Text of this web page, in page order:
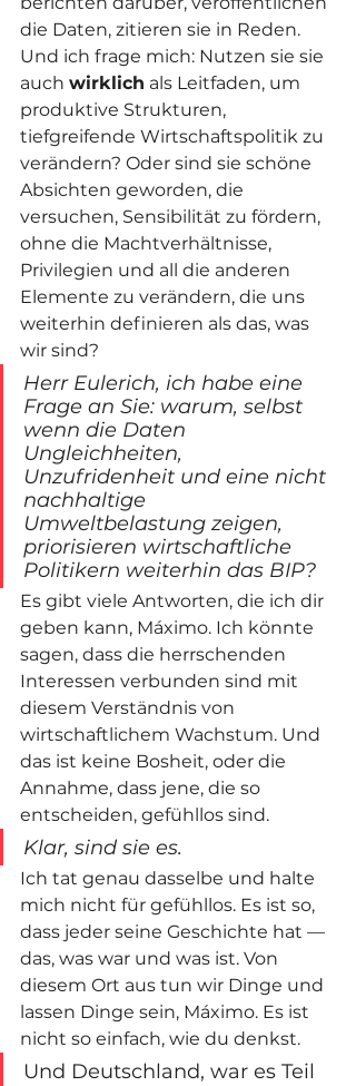
die Daten, zitieren sie in Reden.
Und ich frage mich: Nutzen sie sie
auch wirklich als Leitfaden, um
produktive Strukturen,
tiefgreifende Wirtschaftspolitik zu
verändern? Oder sind sie schöne
Absichten geworden, die
versuchen, Sensibilität zu fördern,
ohne die Machtverhältnisse,
Privilegien und all die anderen
Elemente zu verändern, die uns
weiterhin definieren als das, was
wir sind?
Herr Eulerich, ich habe eine
Frage an Sie: warum, selbst
wenn die Daten
Ungleichheiten,
Unzufridenheit und eine nicht
nachhaltige
Umweltbelastung zeigen,
priorisieren wirtschaftliche
Politikern weiterhin das BIP?
Es gibt viele Antworten, die ich dir
geben kann, Máximo. Ich könnte
sagen, dass die herrschenden
Interessen verbunden sind mit
diesem Verständnis von
wirtschaftlichem Wachstum. Und
das ist keine Bosheit, oder die
Annahme, dass jene, die so
entscheiden, gefühllos sind.
Klar, sind sie es.
Ich tat genau dasselbe und halte
mich nicht für gefühllos. Es ist so,
dass jeder seine Geschichte hat —
das, was war und was ist. Von
diesem Ort aus tun wir Dinge und
lassen Dinge sein, Máximo. Es ist
nicht so einfach, wie du denkst.
Und Deutschland, war es Teil